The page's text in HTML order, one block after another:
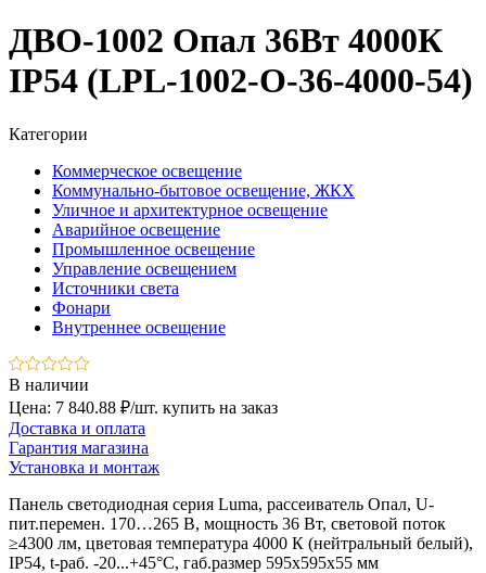
ДВО-1002 Опал 36Вт 4000К
IP54 (LPL-1002-O-36-4000-54)
Категории
Коммерческое освещение
Коммунально-бытовое освещение, ЖКХ
Уличное и архитектурное освещение
Аварийное освещение
Промышленное освещение
Управление освещением
Источники света
Фонари
Внутреннее освещение
В наличии
Цена: 7 840.88 ₽/шт. купить на заказ
Доставка и оплата
Гарантия магазина
Установка и монтаж
Панель светодиодная серия Luma, рассеиватель Опал, U-
пит.перемен. 170…265 В, мощность 36 Вт, световой поток
≥4300 лм, цветовая температура 4000 К (нейтральный белый),
IP54, t-раб. -20...+45°C, габ.размер 595х595х55 мм